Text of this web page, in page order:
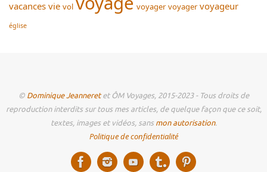
vacances vie vol voyager voyager voyageur
église
© Dominique Jeanneretet ÔM Voyages, 2015-2023 - Tous droits de
reproduction interdits sur tous mes articles, de quelque façon que ce soit,
textes, images et vidéos, sans mon autorisation.
Politique de confidentialité